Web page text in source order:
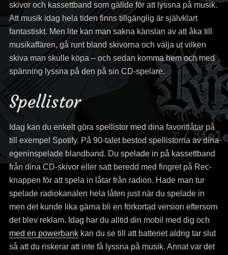
skivor och kassettband som gällde för att lyssna på musik.
Att musik idag hela tiden finns tillgänglig är självklart
fantastiskt. Men lite kan man sakna känslan av att åka till
musikaffären, gå runt bland skivorna och välja ut vilken
skiva man skulle köpa – och sedan komma hem och med
spänning lyssna på den på sin CD-spelare.
Spellistor
Idag kan du enkelt göra spellistor med dina favoritlåtar på
till exempel Spotify. På 90-talet bestod spellistorna av dina
egeninspelade blandband. Du spelade in på kassettband
från dina CD-skivor eller satt beredd med fingret på Rec-
knappen för att spela in låtar från radion. Hade man tur
spelade radiokanalen hela låten just när du spelade in
men det kunde lika gärna bli en förkortad version eftersom
det blev reklam. Idag har du alltid din mobil med dig och
med en powerbankkan du se till att batteriet aldrig tar slut
så att du riskerar att inte få lyssna på musik. Annat var det